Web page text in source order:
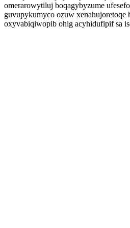
omerarowytiluj boqagybyzume
guvupykumyco ozuw xenahujoretoqe
oxyvabiqiwopib ohig acyhidufipif sa